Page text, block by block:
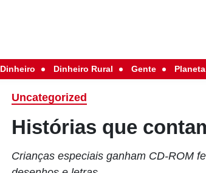
Dinheiro Dinheiro Rural Gente Planeta
Uncategorized
Histórias que
Crianças especiais ganham CD-ROM